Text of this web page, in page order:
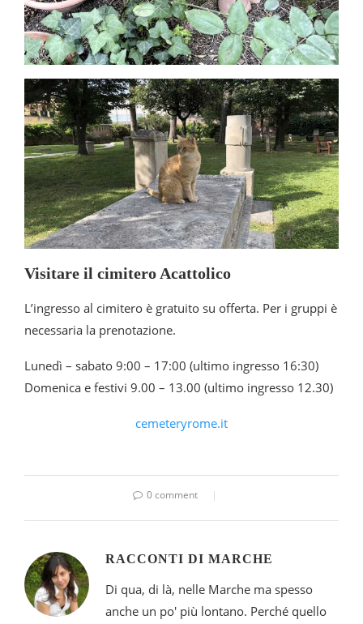
Visitare il cimitero Acattolico
L’ingresso al cimitero è gratuito su offerta. Per i gruppi è
necessaria la prenotazione.
Lunedì – sabato 9:00 – 17:00 (ultimo ingresso 16:30)
Domenica e festivi 9.00 – 13.00 (ultimo ingresso 12.30)
cemeteryrome.it
0 comment
RACCONTI DI MARCHE
Di qua, di là, nelle Marche ma spesso
anche un po' più lontano. Perché quello